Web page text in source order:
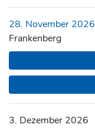
28. November 2026
Frankenberg
3. Dezember 2026